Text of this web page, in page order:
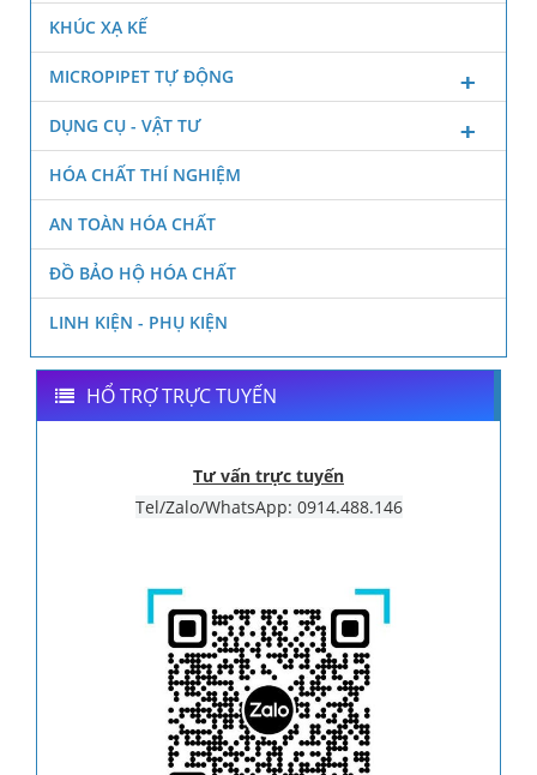
KHÚC XẠ KẾ
MICROPIPET TỰ ĐỘNG
DỤNG CỤ - VẬT TƯ
HÓA CHẤT THÍ NGHIỆM
AN TOÀN HÓA CHẤT
ĐỒ BẢO HỘ HÓA CHẤT
LINH KIỆN - PHỤ KIỆN
HỔ TRỢ TRỰC TUYẾN
Tư vấn trực tuyến
Tel/Zalo/WhatsApp: 0914.488.146